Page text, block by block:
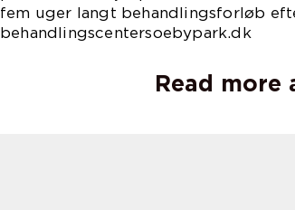
fem uger langt behandlingsforløb
behandlingscentersoebypark.dk
Read more